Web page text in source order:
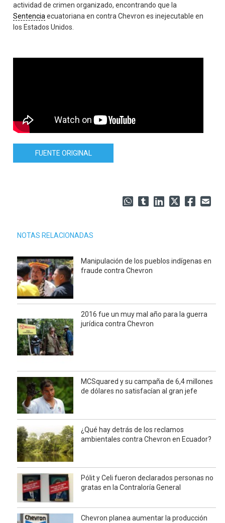
actividad de crimen organizado, encontrando que la
Sentencia ecuatoriana en contra Chevron es inejecutable en
los Estados Unidos.
FUENTE ORIGINAL
NOTAS RELACIONADAS
Manipulación de los pueblos indígenas en
fraude contra Chevron
2016 fue un muy mal año para la guerra
jurídica contra Chevron
MCSquared y su campaña de 6,4 millones
de dólares no satisfacían al gran jefe
¿Qué hay detrás de los reclamos
ambientales contra Chevron en Ecuador?
Pólit y Celi fueron declarados personas no
gratas en la Contraloría General
Chevron planea aumentar la producción